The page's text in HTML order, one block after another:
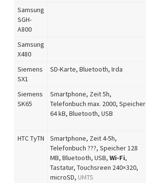
Samsung
SGH-
A800
Samsung
X480
Siemens
SX1
SD-Karte, Bluetooth, Irda
Siemens
SK65
Smartphone, Zeit 5h,
Telefonbuch max. 2000, Speicher
64 kB, Bluetooth, USB
HTC TyTN
Smartphone, Zeit 4-5h,
Telefonbuch ???, Speicher 128
MB, Bluetooth, USB, Wi-Fi,
Tastatur, Touchsreen 240×320,
microSD, UMTS